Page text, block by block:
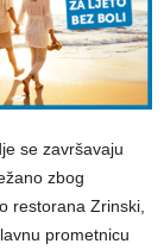
se završavaju
zbog
restorana Zrinski,
prometnicu